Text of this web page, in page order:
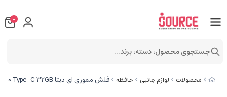
محصولات لوازم جانبی حافظه فلش مموری ای دیتا UC300 Type-C 32GB
0
جستجوی محصول، دسته، برند...